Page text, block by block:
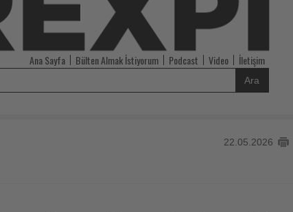
Ana Sayfa Bülten Almak İstiyorum Podcast Video İletişim
Ara
22.05.2026